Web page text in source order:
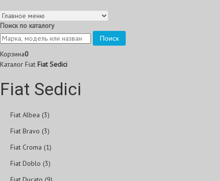
Поиск по каталогу
Поиск
Корзина0
Каталог Fiat Fiat Sedici
Fiat Sedici
Fiat Albea (3)
Fiat Bravo (3)
Fiat Croma (1)
Fiat Doblo (3)